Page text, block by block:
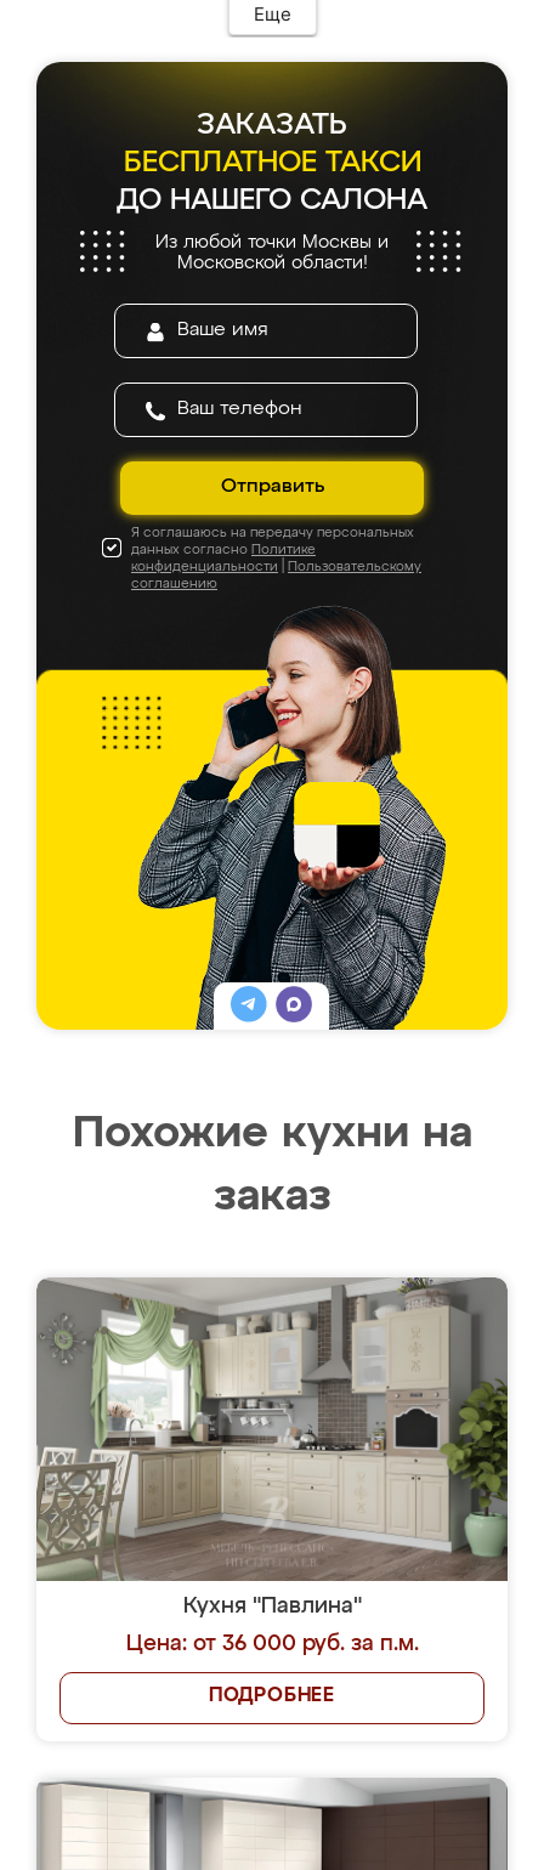
Еще
ЗАКАЗАТЬ
БЕСПЛАТНОЕ ТАКСИ
ДО НАШЕГО САЛОНА
Из любой точки Москвы и
Московской области!
Отправить
Я соглашаюсь на передачу персональных
данных согласно Политике
конфиденциальности
Пользовательскому
соглашению
Похожие кухни на
заказ
Кухня "Павлина"
Цена: от 36 000 руб. за п.м.
ПОДРОБНЕЕ